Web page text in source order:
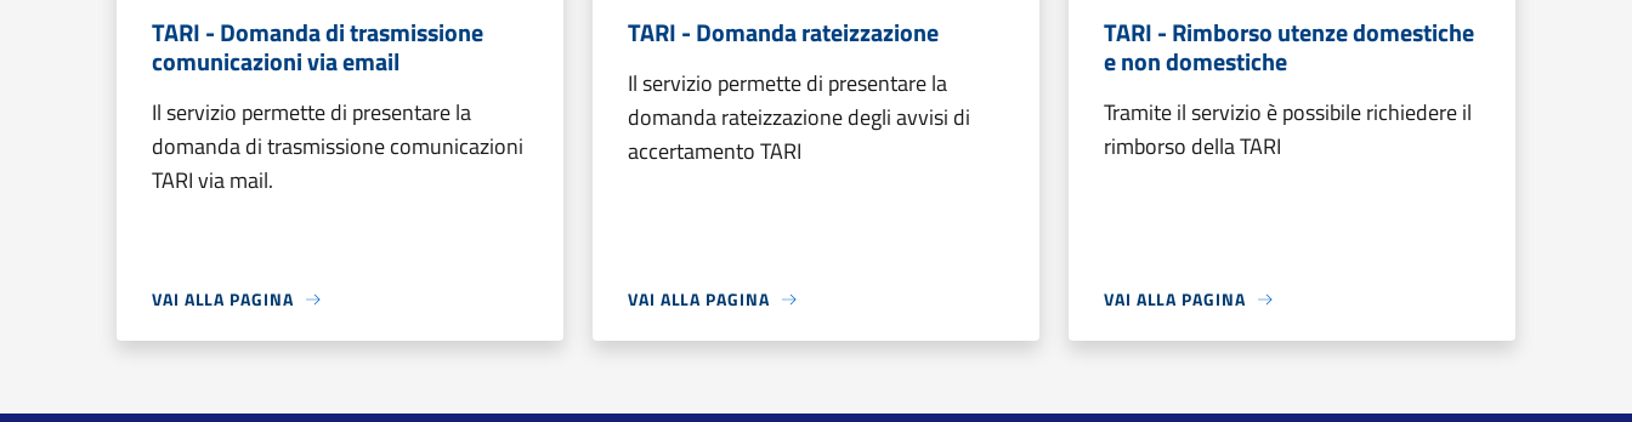
TARI - Domanda di trasmissione
comunicazioni via email
Il servizio permette di presentare la
domanda di trasmissione comunicazioni
TARI via mail.
VAI ALLA PAGINA
TARI - Domanda rateizzazione
Il servizio permette di presentare la
domanda rateizzazione degli avvisi di
accertamento TARI
VAI ALLA PAGINA
TARI - Rimborso utenze domestiche
e non domestiche
Tramite il servizio è possibile richiedere il
rimborso della TARI
VAI ALLA PAGINA